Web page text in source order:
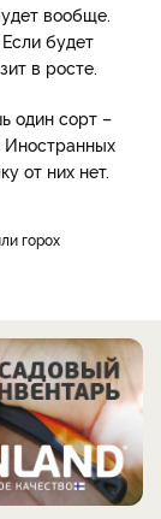
вообще.
будет
в росте.
один сорт –
Иностранных
от них нет.
горох